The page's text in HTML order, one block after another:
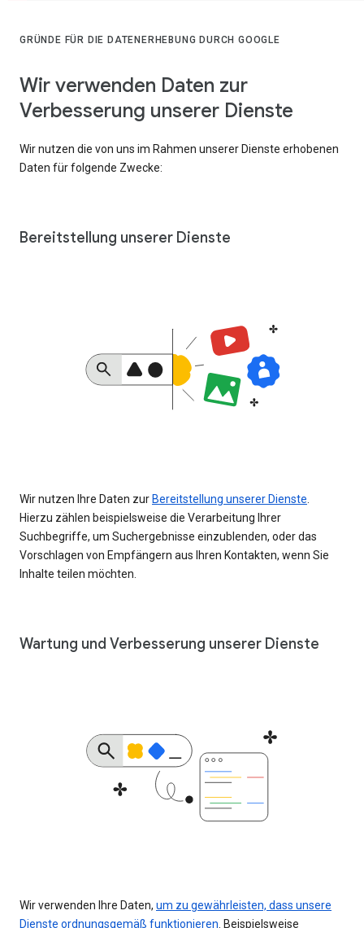
GRÜNDE FÜR DIE DATENERHEBUNG DURCH GOOGLE
Wir verwenden Daten zur
Verbesserung unserer Dienste
Wir nutzen die von uns im Rahmen unserer Dienste erhobenen
Daten für folgende Zwecke:
Bereitstellung unserer Dienste
Wir nutzen Ihre Daten zur Bereitstellung unserer Dienste
Hierzu zählen beispielsweise die Verarbeitung Ihrer
Suchbegriffe, um Suchergebnisse einzublenden, oder das
Vorschlagen von Empfängern aus Ihren Kontakten, wenn Sie
Inhalte teilen möchten.
Wartung und Verbesserung unserer Dienste
Wir verwenden Ihre Daten, um zu gewährleisten, dass unsere
Dienste ordnungsgemäß funktionieren . Beispielsweise